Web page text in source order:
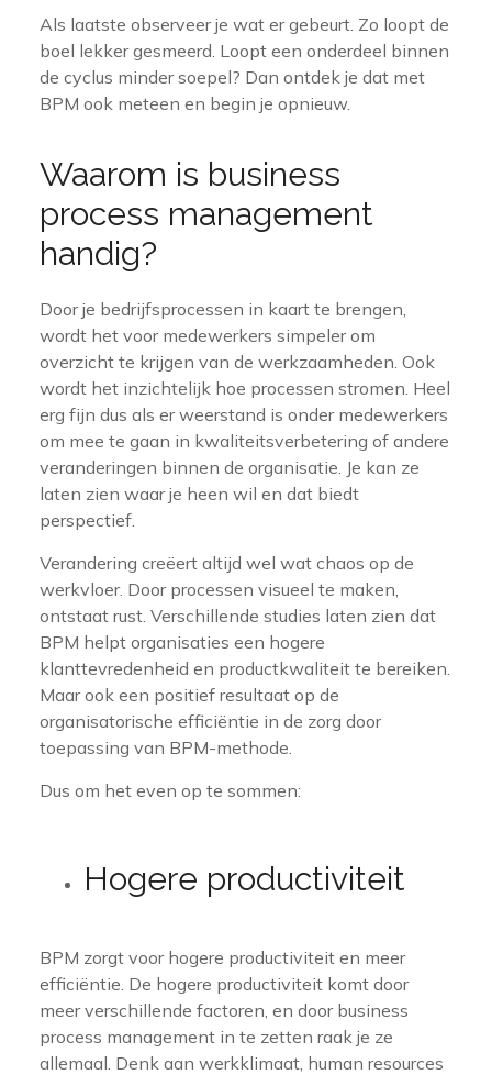
Als laatste observeer je wat er gebeurt. Zo loopt de
boel lekker gesmeerd. Loopt een onderdeel binnen
de cyclus minder soepel? Dan ontdek je dat met
BPM ook meteen en begin je opnieuw.
Waarom is business
process management
handig?
Door je bedrijfsprocessen in kaart te brengen,
wordt het voor medewerkers simpeler om
overzicht te krijgen van de werkzaamheden. Ook
wordt het inzichtelijk hoe processen stromen. Heel
erg fijn dus als er weerstand is onder medewerkers
om mee te gaan in kwaliteitsverbetering of andere
veranderingen binnen de organisatie. Je kan ze
laten zien waar je heen wil en dat biedt
perspectief.
Verandering creëert altijd wel wat chaos op de
werkvloer. Door processen visueel te maken,
ontstaat rust. Verschillende studies laten zien dat
BPM helpt organisaties een hogere
klanttevredenheid en productkwaliteit te bereiken.
Maar ook een positief resultaat op de
organisatorische efficiëntie in de zorg door
toepassing van BPM-methode.
Dus om het even op te sommen:
Hogere productiviteit
BPM zorgt voor hogere productiviteit en meer
efficiëntie. De hogere productiviteit komt door
meer verschillende factoren, en door business
process management in te zetten raak je ze
allemaal. Denk aan werkklimaat, human resources